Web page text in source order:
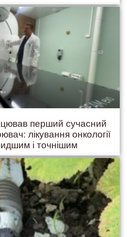
перший сучасний
лікування онкології
і точнішим